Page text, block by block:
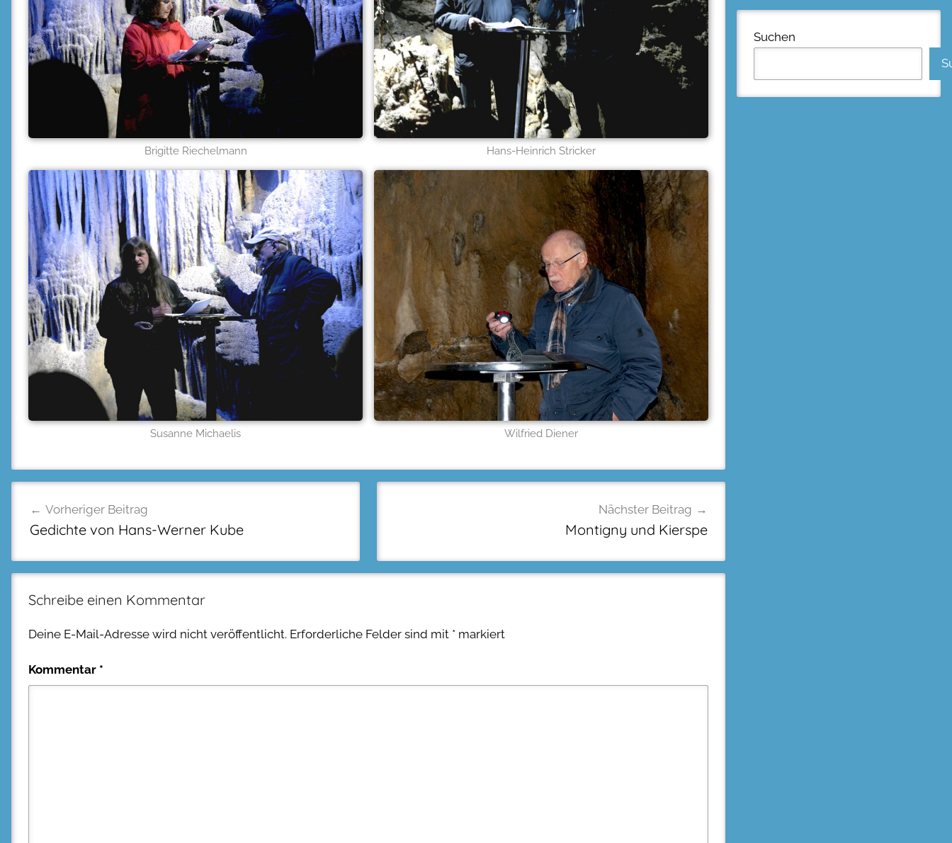
Brigitte Riechelmann Hans-Heinrich Stricker
Susanne Michaelis Wilfried Diener
Vorheriger Beitrag
Gedichte von Hans-Werner Kube
Nächster Beitrag
Montigny und Kierspe
Schreibe einen Kommentar
Deine E-Mail-Adresse wird nicht veröffentlicht. Erforderliche Felder sind mit * markiert
Kommentar *
Suchen